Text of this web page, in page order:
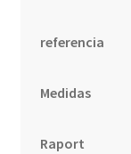
referencia
Medidas
Raport